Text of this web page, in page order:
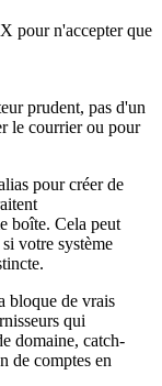
pour n'accepter que
prudent, pas d'un
le courrier ou pour
pour créer de
boîte. Cela peut
votre système
bloque de vrais
qui
domaine, catch-
de comptes en